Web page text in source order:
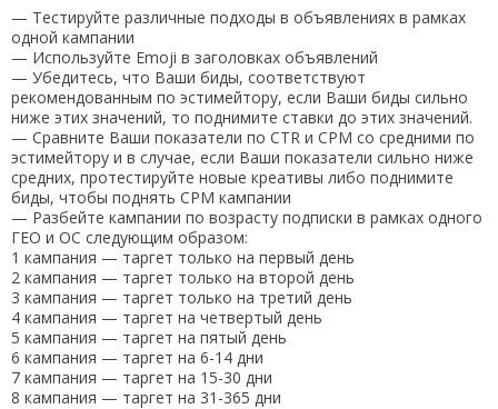
— Тестируйте различные подходы в объявлениях в рамках
одной кампании
— Используйте Emoji в заголовках объявлений
— Убедитесь, что Ваши биды, соответствуют
рекомендованным по эстимейтору, если Ваши биды сильно
ниже этих значений, то поднимите ставки до этих значений.
— Сравните Ваши показатели по CTR и CPM со средними по
эстимейтору и в случае, если Ваши показатели сильно ниже
средних, протестируйте новые креативы либо поднимите
биды, чтобы поднять CPM кампании
— Разбейте кампании по возрасту подписки в рамках одного
ГЕО и ОС следующим образом:
1 кампания — таргет только на первый день
2 кампания — таргет только на второй день
3 кампания — таргет только на третий день
4 кампания — таргет на четвертый день
5 кампания — таргет на пятый день
6 кампания — таргет на 6-14 дни
7 кампания — таргет на 15-30 дни
8 кампания — таргет на 31-365 дни